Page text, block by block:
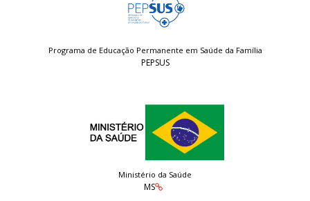
Programa de Educação Permanente em Saúde da Família
PEPSUS
Ministério da Saúde
MS